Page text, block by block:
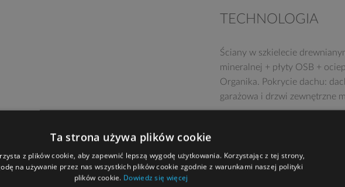
TECHNOLOGIA
Ściany w szkielecie
mineralnej + płyty OSB +
Organika. Pokrycie dachu:
garażowa i drzwi zewnętrzne
Ta strona używa plików cookie
z plików cookie, aby zapewnić lepszą wygodę użytkowania. Korzystając z tej strony,
na używanie przez nas wszystkich plików cookie zgodnie z warunkami naszej polityki
plików cookie. Dowiedz się więcej